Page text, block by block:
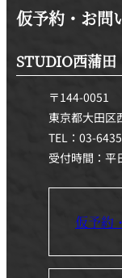
仮予約・お問
STUDIO西蒲田
〒144-0051
東京都大田区
TEL：03-
受付時間：平
仮予約